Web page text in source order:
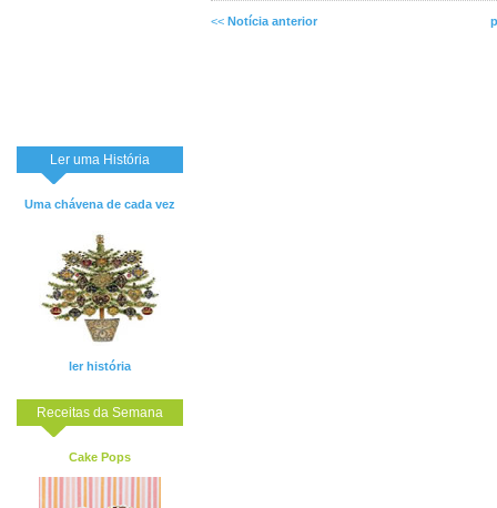
Ler uma História
Uma chávena de cada vez
ler história
Receitas da Semana
Cake Pops
<< Notícia anterior